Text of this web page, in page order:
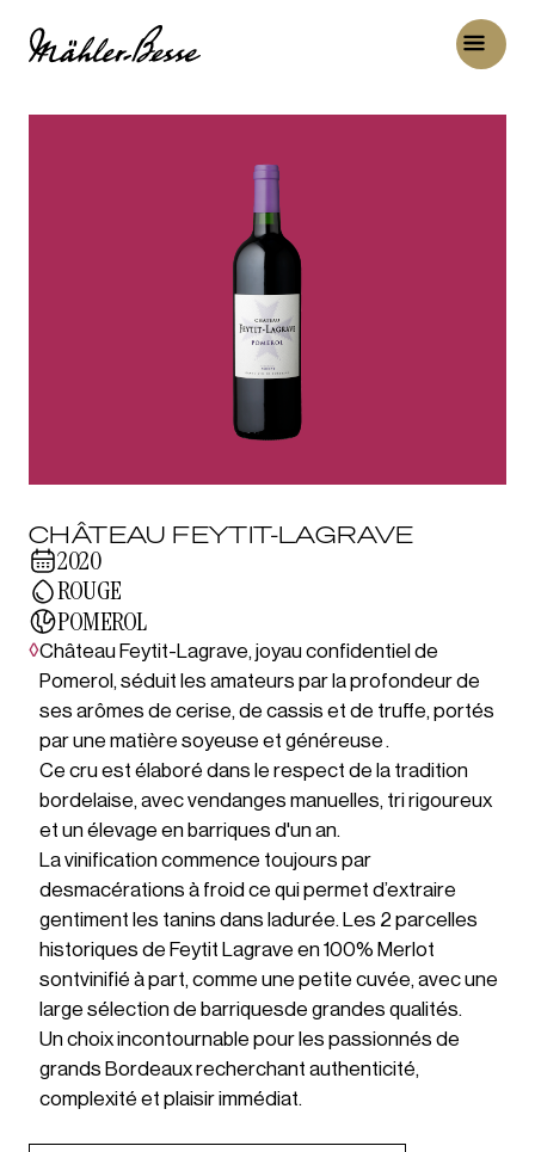
CHÂTEAU FEYTIT-LAGRAVE
2020
ROUGE
POMEROL
◊Château Feytit-Lagrave, joyau confidentiel de
Pomerol, séduit les amateurs par la profondeur de
ses arômes de cerise, de cassis et de truffe, portés
par une matière soyeuse et généreuse .
Ce cru est élaboré dans le respect de la tradition
bordelaise, avec vendanges manuelles, tri rigoureux
et un élevage en barriques d'un an.
La vinification commence toujours par
desmacérations à froid ce qui permet d’extraire
gentiment les tanins dans ladurée. Les 2 parcelles
historiques de Feytit Lagrave en 100% Merlot
sontvinifié à part, comme une petite cuvée, avec une
large sélection de barriquesde grandes qualités.
Un choix incontournable pour les passionnés de
grands Bordeaux recherchant authenticité,
complexité et plaisir immédiat.